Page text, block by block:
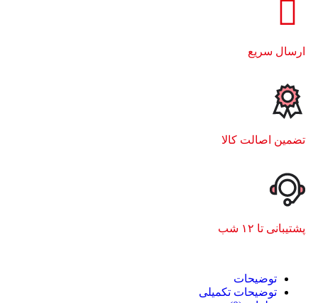
ارسال سریع
تضمین اصالت کالا
پشتیبانی تا ۱۲ شب
توضیحات
توضیحات تکمیلی